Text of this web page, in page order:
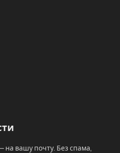
на вашу почту. Без спама,